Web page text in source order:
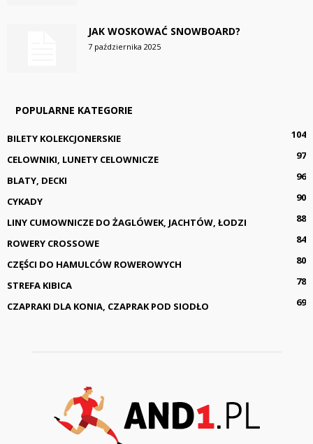
JAK WOSKOWAĆ SNOWBOARD?
7 października 2025
POPULARNE KATEGORIE
BILETY KOLEKCJONERSKIE
104
CELOWNIKI, LUNETY CELOWNICZE
97
BLATY, DECKI
96
CYKADY
90
LINY CUMOWNICZE DO ŻAGLÓWEK, JACHTÓW, ŁODZI
88
ROWERY CROSSOWE
84
CZĘŚCI DO HAMULCÓW ROWEROWYCH
80
STREFA KIBICA
78
CZAPRAKI DLA KONIA, CZAPRAK POD SIODŁO
69